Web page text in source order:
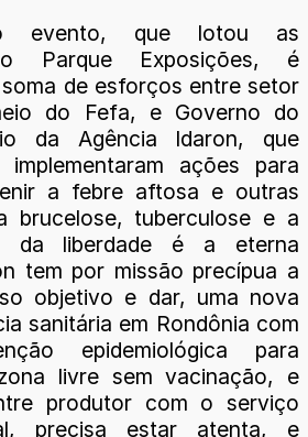
evento, que lotou as
Parque Exposições, é
de esforços entre setor
do Fefa, e Governo do
da Agência Idaron, que
implementaram ações para
a febre aftosa e outras
brucelose, tuberculose e a
da liberdade é a eterna
tem por missão precípua a
objetivo e dar, uma nova
sanitária em Rondônia com
epidemiológica para
livre sem vacinação, e
produtor com o serviço
precisa estar atenta, e